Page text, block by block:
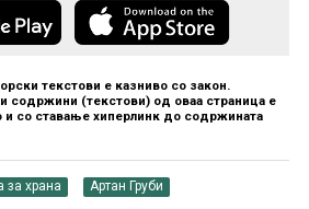
текстови е казниво со закон.
содржини (текстови) од оваа страница е
со ставање хиперлинк до содржината
за храна Артан Груби